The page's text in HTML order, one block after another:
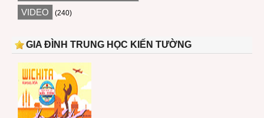
VIDEO (240)
GIA ĐÌNH TRUNG HỌC KIẾN TƯỜNG